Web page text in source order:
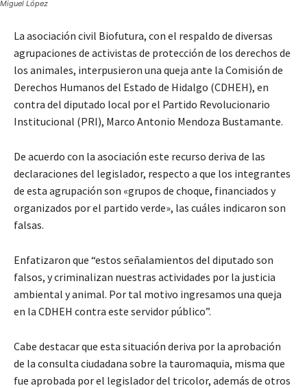
Miguel López
La asociación civil Biofutura, con el respaldo de diversas
agrupaciones de activistas de protección de los derechos de
los animales, interpusieron una queja ante la Comisión de
Derechos Humanos del Estado de Hidalgo (CDHEH), en
contra del diputado local por el Partido Revolucionario
Institucional (PRI), Marco Antonio Mendoza Bustamante.
De acuerdo con la asociación este recurso deriva de las
declaraciones del legislador, respecto a que los integrantes
de esta agrupación son «grupos de choque, financiados y
organizados por el partido verde», las cuáles indicaron son
falsas.
Enfatizaron que “estos señalamientos del diputado son
falsos, y criminalizan nuestras actividades por la justicia
ambiental y animal. Por tal motivo ingresamos una queja
en la CDHEH contra este servidor público”.
Cabe destacar que esta situación deriva por la aprobación
de la consulta ciudadana sobre la tauromaquia, misma que
fue aprobada por el legislador del tricolor, además de otros